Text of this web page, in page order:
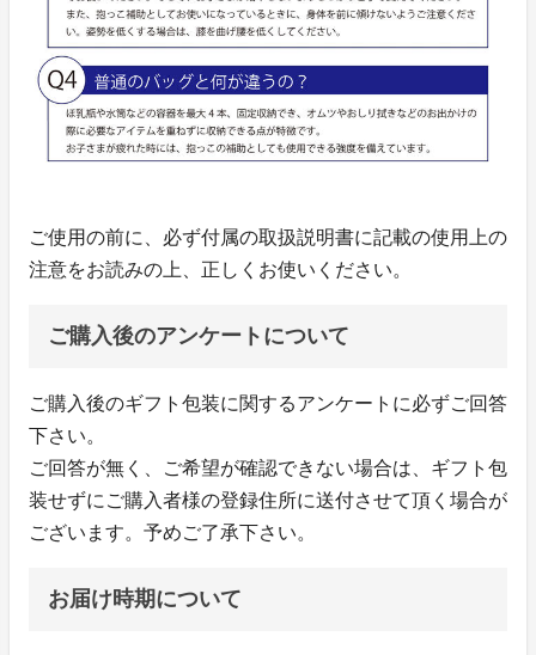
ご使用の前に、必ず付属の取扱説明書に記載の使用上の
注意をお読みの上、正しくお使いください。
ご購入後のアンケートについて
ご購入後のギフト包装に関するアンケートに必ずご回答
下さい。
ご回答が無く、ご希望が確認できない場合は、ギフト包
装せずにご購入者様の登録住所に送付させて頂く場合が
ございます。予めご了承下さい。
お届け時期について